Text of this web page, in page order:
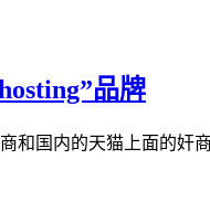
品牌
和国内的天猫上面的